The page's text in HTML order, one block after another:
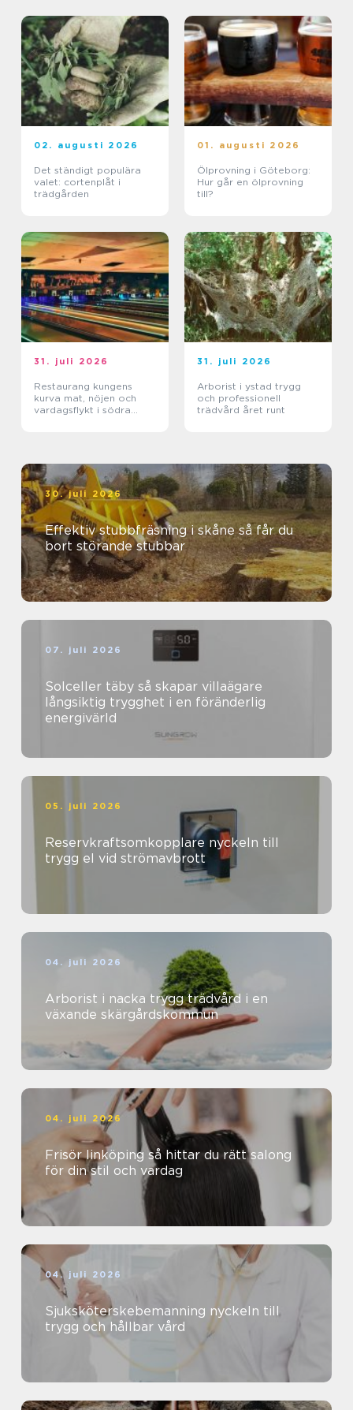
02. augusti 2026
Det ständigt populära
valet: cortenplåt i
trädgården
01. augusti 2026
Ölprovning i Göteborg:
Hur går en ölprovning
till?
31. juli 2026
Restaurang kungens
kurva mat, nöjen och
vardagsflykt i södra
31. juli 2026
Arborist i ystad trygg
och professionell
trädvård året runt
30. juli 2026
Effektiv stubbfräsning i skåne så får du
bort störande stubbar
07. juli 2026
Solceller täby så skapar villaägare
långsiktig trygghet i en föränderlig
energivärld
05. juli 2026
Reservkraftsomkopplare nyckeln till
trygg el vid strömavbrott
04. juli 2026
Arborist i nacka trygg trädvård i en
växande skärgårdskommun
04. juli 2026
Frisör linköping så hittar du rätt salong
för din stil och vardag
04. juli 2026
Sjuksköterskebemanning nyckeln till
trygg och hållbar vård